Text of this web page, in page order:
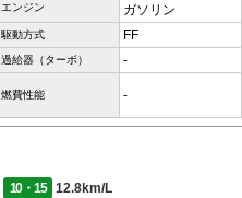
エンジン
ガソリン
駆動方式 FF
過給器（ターボ） -
燃費性能 -
10・15
12.8km/L